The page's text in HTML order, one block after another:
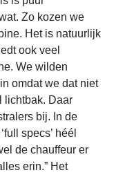
Zo kozen we
Het is natuurlijk
ook veel
We wilden
omdat we dat niet
lichtbak. Daar
bij. In de
specs’ héél
de chauffeur er
erin.” Het